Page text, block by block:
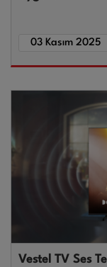
03 Kasım 2025
Vestel TV Ses